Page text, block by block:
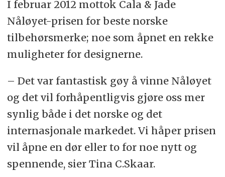
I februar 2012 mottok Cala & Jade
Nåløyet-prisen for beste norske
tilbehørsmerke; noe som åpnet en rekke
muligheter for designerne.
– Det var fantastisk gøy å vinne Nåløyet
og det vil forhåpentligvis gjøre oss mer
synlig både i det norske og det
internasjonale markedet. Vi håper prisen
vil åpne en dør eller to for noe nytt og
spennende, sier Tina C.Skaar.